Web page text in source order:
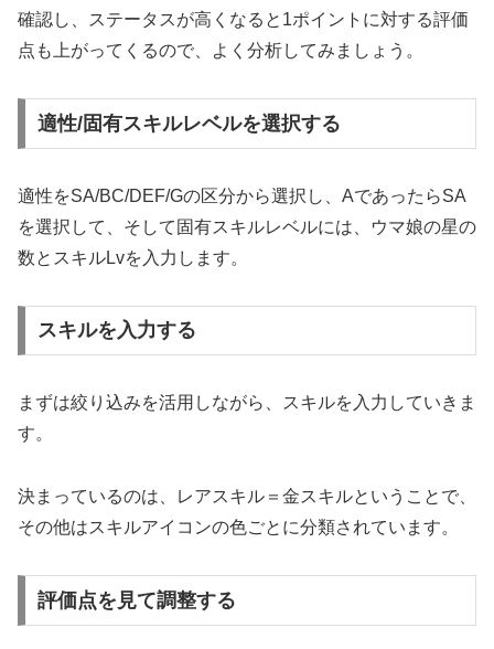
確認し、ステータスが高くなると1ポイントに対する評価
点も上がってくるので、よく分析してみましょう。
適性/固有スキルレベルを選択する
適性をSA/BC/DEF/Gの区分から選択し、AであったらSA
を選択して、そして固有スキルレベルには、ウマ娘の星の
数とスキルLvを入力します。
スキルを入力する
まずは絞り込みを活用しながら、スキルを入力していきま
す。
決まっているのは、レアスキル＝金スキルということで、
その他はスキルアイコンの色ごとに分類されています。
評価点を見て調整する